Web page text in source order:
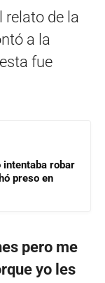
relato de la
a la
fue
intentaba robar
preso en
pero me
yo les